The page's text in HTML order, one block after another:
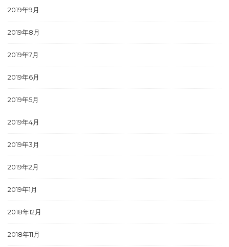
2019年9月
2019年8月
2019年7月
2019年6月
2019年5月
2019年4月
2019年3月
2019年2月
2019年1月
2018年12月
2018年11月